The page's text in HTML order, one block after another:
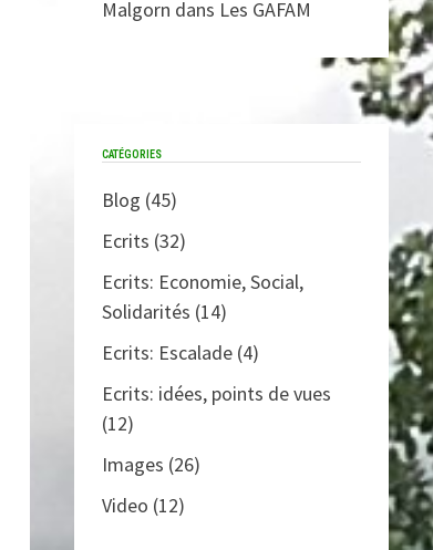
Malgorn dans Les GAFAM
CATÉGORIES
Blog (45)
Ecrits (32)
Ecrits: Economie, Social,
Solidarités (14)
Ecrits: Escalade (4)
Ecrits: idées, points de vues
(12)
Images (26)
Video (12)